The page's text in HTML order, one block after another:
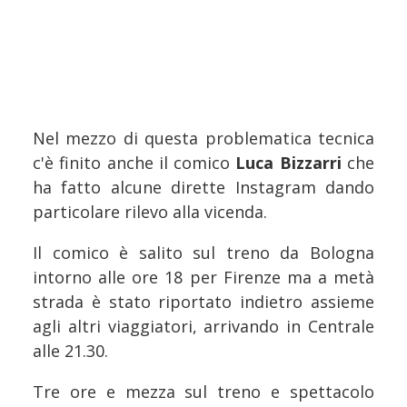
Nel mezzo di questa problematica tecnica
c'è finito anche il comico Luca Bizzarri che
ha fatto alcune dirette Instagram dando
particolare rilevo alla vicenda.
Il comico è salito sul treno da Bologna
intorno alle ore 18 per Firenze ma a metà
strada è stato riportato indietro assieme
agli altri viaggiatori, arrivando in Centrale
alle 21.30.
Tre ore e mezza sul treno e spettacolo